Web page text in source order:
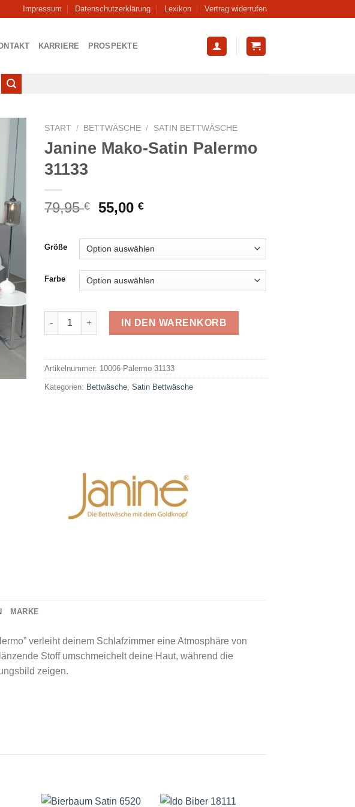
Impressum Datenschutzerklärung Lexikon Vertrag widerrufen
KARRIERE PROSPEKTE
START / BETTWÄSCHE / SATIN BETTWÄSCHE
Janine Mako-Satin Palermo
31133
79,95€
Ursprünglicher
war:
79,95 €
55,00€Aktueller
ist:
55,00 €.
Größe
Farbe
Janine Mako-Satin Palermo 31133 Menge
IN DEN WARENKORB
Artikelnummer: 10006-Palermo 31133
Kategorien: Bettwäsche ,Satin Bettwäsche
MARKE
verleiht deinem Schlafzimmer eine Atmosphäre von
Stoff umschmeichelt deine Haut, während die
zeigen.